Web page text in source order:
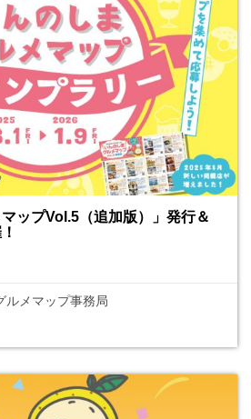
マップVol.5（追加版）」発行＆
ルメマップ事務局